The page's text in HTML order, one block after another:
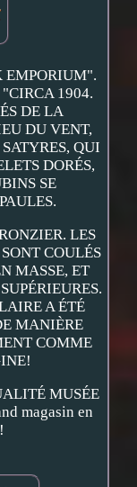
EMPORIUM".
1904.
DE LA
DU VENT,
QUI
DORÉS,
SE
LES
COULÉS
MASSE, ET
A ÉTÉ
MANIÈRE
COMME
MUSÉE
magasin en